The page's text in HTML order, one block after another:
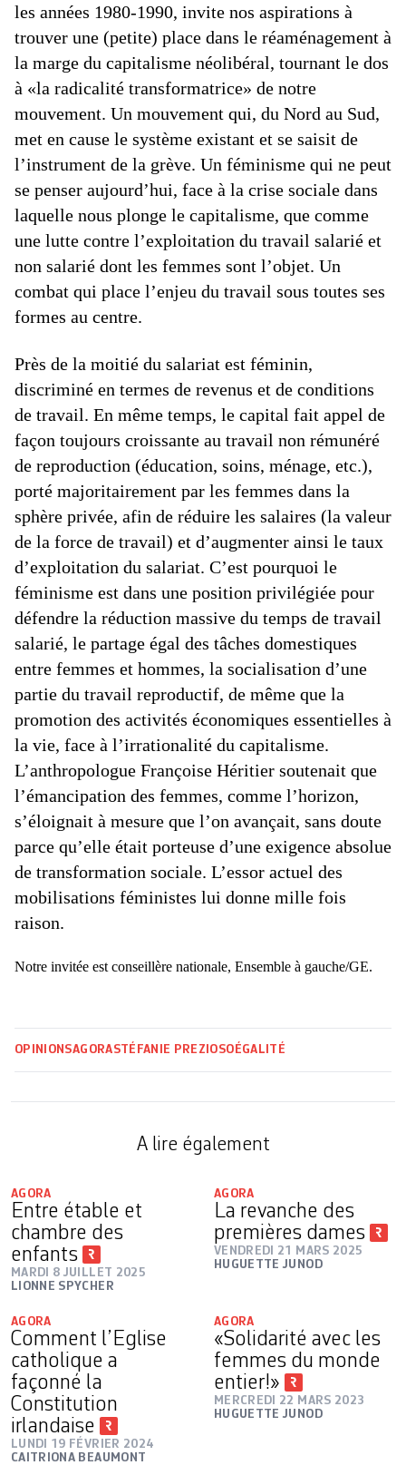
les années 1980-1990, invite nos aspirations à
trouver une (petite) place dans le réaménagement à
la marge du capitalisme néolibéral, tournant le dos
à «la radicalité transformatrice» de notre
mouvement. Un mouvement qui, du Nord au Sud,
met en cause le système existant et se saisit de
l’instrument de la grève. Un féminisme qui ne peut
se penser aujourd’hui, face à la crise sociale dans
laquelle nous plonge le capitalisme, que comme
une lutte contre l’exploitation du travail salarié et
non salarié dont les femmes sont l’objet. Un
combat qui place l’enjeu du travail sous toutes ses
formes au centre.
Près de la moitié du salariat est féminin,
discriminé en termes de revenus et de conditions
de travail. En même temps, le capital fait appel de
façon toujours croissante au travail non rémunéré
de reproduction (éducation, soins, ménage, etc.),
porté majoritairement par les femmes dans la
sphère privée, afin de réduire les salaires (la valeur
de la force de travail) et d’augmenter ainsi le taux
d’exploitation du salariat. C’est pourquoi le
féminisme est dans une position privilégiée pour
défendre la réduction massive du temps de travail
salarié, le partage égal des tâches domestiques
entre femmes et hommes, la socialisation d’une
partie du travail reproductif, de même que la
promotion des activités économiques essentielles à
la vie, face à l’irrationalité du capitalisme.
L’anthropologue Françoise Héritier soutenait que
l’émancipation des femmes, comme l’horizon,
s’éloignait à mesure que l’on avançait, sans doute
parce qu’elle était porteuse d’une exigence absolue
de transformation sociale. L’essor actuel des
mobilisations féministes lui donne mille fois
raison.
Notre invitée est conseillère nationale, Ensemble à gauche/GE.
OPINIONSAGORASTÉFANIE PREZIOSO ÉGALITÉ
A lire également
AGORA
Entre étable et
chambre des
enfants
MARDI 8 JUILLET 2025
LIONNE SPYCHER
AGORA
La revanche des
premières dames
VENDREDI 21 MARS 2025
HUGUETTE JUNOD
AGORA
Comment l’Eglise
catholique a
façonné la
Constitution
irlandaise
LUNDI 19 FÉVRIER 2024
CAITRIONA BEAUMONT
AGORA
«Solidarité avec les
femmes du monde
entier!»
MERCREDI 22 MARS 2023
HUGUETTE JUNOD